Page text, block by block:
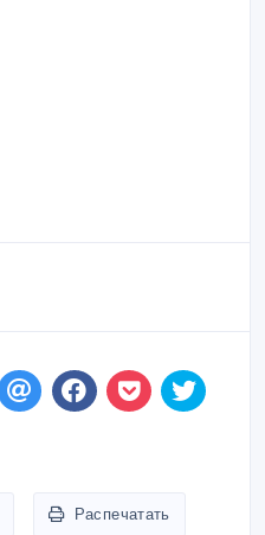
Распечатать